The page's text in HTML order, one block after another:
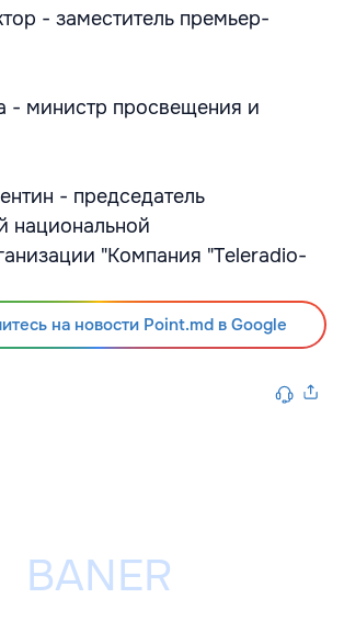
- заместитель премьер-
- министр просвещения и
- председатель
национальной
"Компания "Teleradio-
на новости Point.md в Google